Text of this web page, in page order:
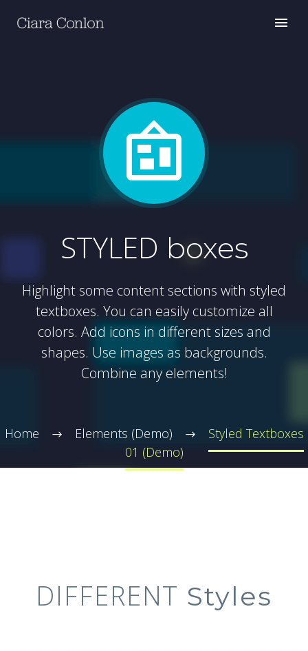


STYLED boxes
Highlight some content sections with styled
textboxes. You can easily customize all
colors. Add icons in different sizes and
shapes. Use images as backgrounds.
Combine any elements!
Home Elements (Demo)
Styled Textboxes
01 (Demo)
DIFFERENT Styles